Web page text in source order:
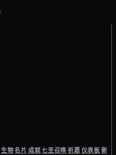
生物名片成就七圣召唤祈愿仪表板新